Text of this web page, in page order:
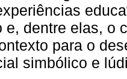
e, dentre elas, o
para o
simbólico e